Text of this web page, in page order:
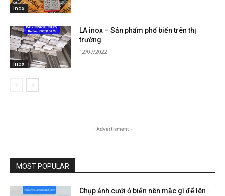
Inox
Inox
LA inox – Sản phẩm phổ biến trên thị
trường
12/07/2022
- Advertisment -
MOST POPULAR
Chụp ảnh cưới ở biển nên mặc gì để lên